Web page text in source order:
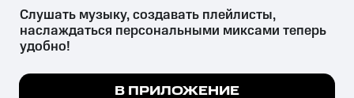
психотропных веществ, их аналогов причиняет вред здоровью,
их незаконный оборот запрещён и влечёт установленную
Мы используем куки, чтобы на сайте все
Слушать музыку, создавать плейлисты,
наслаждаться персональными миксами теперь
удобно!
В ПРИЛОЖЕНИЕ